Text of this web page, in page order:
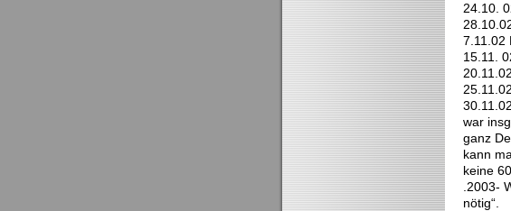
24.10.
7.11.02
15.11.
war
ganz
kann
keine
.2003-
nötig“.